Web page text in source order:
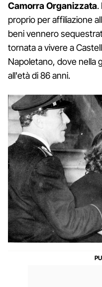
Camorra Organizzata.
proprio per affiliazione
beni vennero
tornata a vivere a
Napoletano, dove nella
all'età di 86 anni.